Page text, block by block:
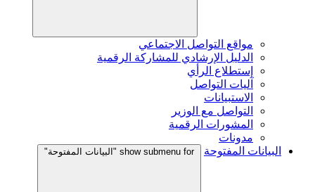
مواقع التواصل الاجتماعي
الدليل الإرشادي للمشاركة الرقمية
إستطلاع الرأي
آليات التواصل
الاستبيانات
التواصل مع الوزير
المشورات الرقمية
مدونات
البيانات المفتوحة
show submenu for "البيانات المفتوحة"